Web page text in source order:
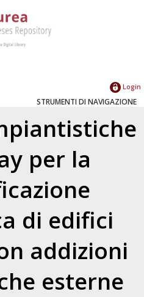
Login
STRUMENTI DI NAVIGAZIONE
per la
di edifici
addizioni
esterne